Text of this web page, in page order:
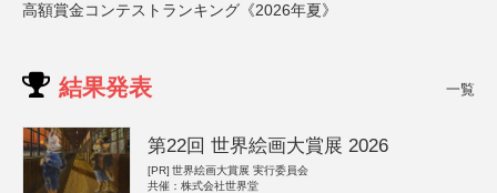
高額賞金コンテストランキング《2026年夏》
結果発表 一覧
第22回 世界絵画大賞展 2026
[PR] 世界絵画大賞展 実行委員会
共催：株式会社世界堂